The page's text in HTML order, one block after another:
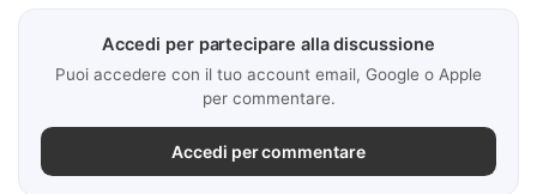
Accedi per partecipare alla discussione
Puoi accedere con il tuo account email, Google o Apple
per commentare.
Accedi per commentare